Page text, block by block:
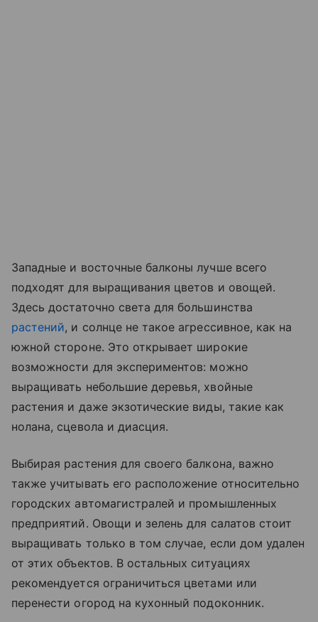
Западные и восточные балконы лучше всего
подходят для выращивания цветов и овощей.
Здесь достаточно света для большинства
растений, и солнце не такое агрессивное, как на
южной стороне. Это открывает широкие
возможности для экспериментов: можно
выращивать небольшие деревья, хвойные
растения и даже экзотические виды, такие как
нолана, сцевола и диасция.
Выбирая растения для своего балкона, важно
также учитывать его расположение относительно
городских автомагистралей и промышленных
предприятий. Овощи и зелень для салатов стоит
выращивать только в том случае, если дом удален
от этих объектов. В остальных ситуациях
рекомендуется ограничиться цветами или
перенести огород на кухонный подоконник.